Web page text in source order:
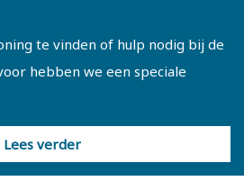
te vinden of hulp nodig bij de
hebben we een speciale
Lees verder